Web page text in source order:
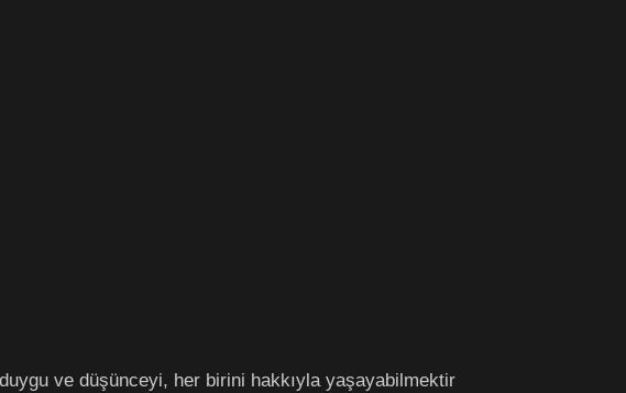
duygu ve düşünceyi, her birini hakkıyla yaşayabilmektir